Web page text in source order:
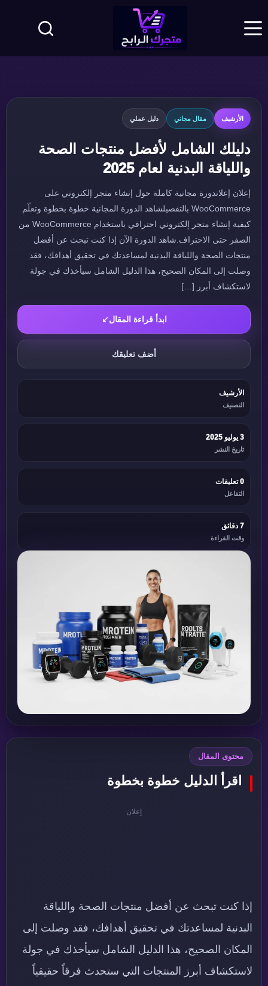
المحتوى
الأرشيف مقال مجاني دليل عملي
دليلك الشامل لأفضل منتجات الصحة
واللياقة البدنية لعام 2025
إعلان إعلاندورة مجانية كاملة حول إنشاء متجر إلكتروني على
WooCommerce بالتفصيلشاهد الدورة المجانية خطوة بخطوة وتعلّم
كيفية إنشاء متجر إلكتروني احترافي باستخدام WooCommerce من
الصفر حتى الاحتراف.شاهد الدورة الآن إذا كنت تبحث عن أفضل
منتجات الصحة واللياقة البدنية لمساعدتك في تحقيق أهدافك، فقد
وصلت إلى المكان الصحيح، هذا الدليل الشامل سيأخذك في جولة
لاستكشاف أبرز […]
ابدأ قراءة المقال↙
أضف تعليقك
الأرشيف
التصنيف
3 يوليو 2025
تاريخ النشر
0 تعليقات
التفاعل
7 دقائق
وقت القراءة
محتوى المقال
اقرأ الدليل خطوة بخطوة
إعلان
إذا كنت تبحث عن أفضل منتجات الصحة واللياقة
البدنية لمساعدتك في تحقيق أهدافك، فقد وصلت إلى
المكان الصحيح، هذا الدليل الشامل سيأخذك في جولة
لاستكشاف أبرز المنتجات التي ستحدث فرقاً حقيقياً